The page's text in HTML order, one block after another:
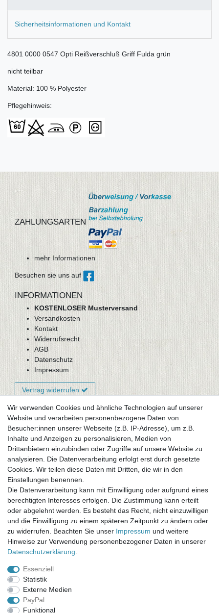
Sicherheitsinformationen und Kontakt
4801 0000 0547 Opti Reißverschluß Griff Fulda grün
nicht teilbar
Material: 100 % Polyester
Pflegehinweis:
ZAHLUNGSARTEN
mehr Informationen
Besuchen sie uns auf
INFORMATIONEN
KOSTENLOSER Musterversand
Versandkosten
Kontakt
Widerrufsrecht
AGB
Datenschutz
Impressum
Vertrag widerrufen
Newsletter-Anmeldung
FAQ / Fragen
Mein Warenkorb
Mein Merkzettel
Mein Konto
UNSER LADENGESCHÄFT
Gottlieb-Daimler-Str. 10
33334 Gütersloh
ÖFFNUNGSZEITEN
Montag - Dienstag: 8.00 - 18.00 Uhr, Mittwoch Ruhetag,
Donnerstag: 8.00 - 18.00 Uhr, Freitag 8.00 - 14.00 Uhr
KUNDENSERVICE
Telefon: (05241) 403 22 38
E-Mail: info@stoffamstueck.de
Wir verwenden Cookies und ähnliche Technologien auf unserer
Website und verarbeiten personenbezogene Daten von
Besucher:innen unserer Webseite (z.B. IP-Adresse), um z.B.
Inhalte und Anzeigen zu personalisieren, Medien von
Drittanbietern einzubinden oder Zugriffe auf unsere Website zu
analysieren. Die Datenverarbeitung erfolgt erst durch gesetzte
Cookies. Wir teilen diese Daten mit Dritten, die wir in den
Einstellungen benennen.
Die Datenverarbeitung kann mit Einwilligung oder aufgrund eines
berechtigten Interesses erfolgen. Die Zustimmung kann erteilt
oder abgelehnt werden. Es besteht das Recht, nicht einzuwilligen
und die Einwilligung zu einem späteren Zeitpunkt zu ändern oder
zu widerrufen. Beachten Sie unser Impressum und weitere
Hinweise zur Verwendung personenbezogener Daten in unserer
Daten­schutz­erklärung
Essenziell
Statistik
Externe Medien
PayPal
Funktional